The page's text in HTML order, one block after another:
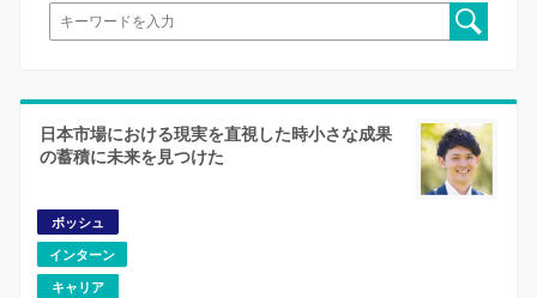
日本市場における現実を直視した時小さな成果
の蓄積に未来を見つけた
ボッシュ
インターン
キャリア